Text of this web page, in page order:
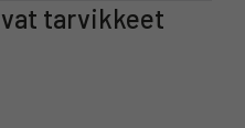
tarvikkeet